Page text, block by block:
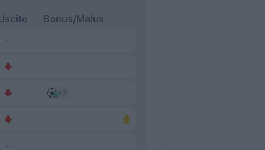
Bonus/Malus